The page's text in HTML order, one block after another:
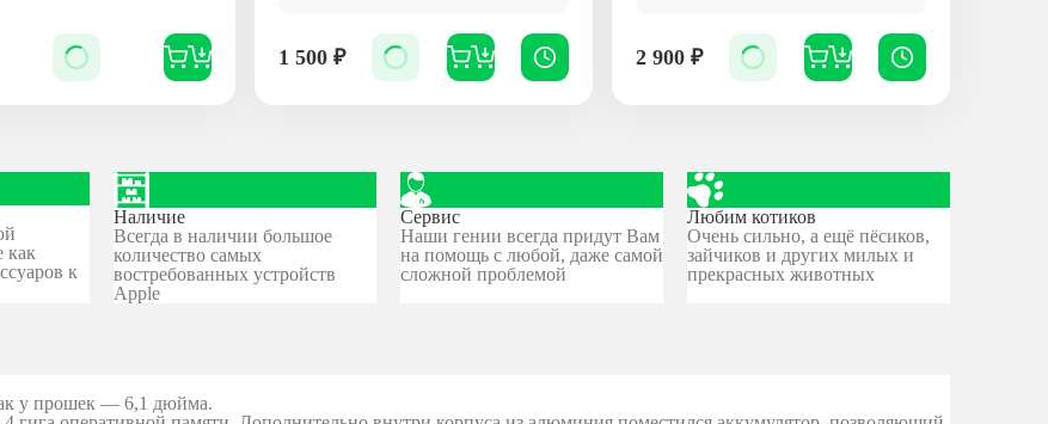
1 500 ₽ 2 900 ₽
как
к
Наличие
Всегда в наличии большое
количество самых
востребованных устройств
Apple
Сервис
Наши гении всегда придут Вам
на помощь с любой, даже самой
сложной проблемой
Любим котиков
Очень сильно, а ещё пёсиков,
зайчиков и других милых и
прекрасных животных
у прошек — 6,1 дюйма.